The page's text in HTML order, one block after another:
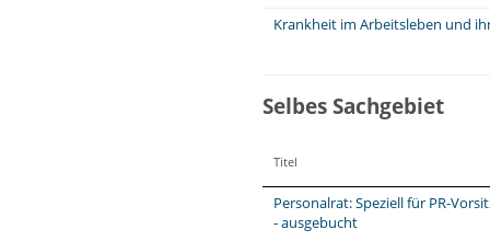
Krankheit im Arbeitsleben und
Selbes Sachgebiet
Titel
Personalrat: Speziell für PR-
- ausgebucht